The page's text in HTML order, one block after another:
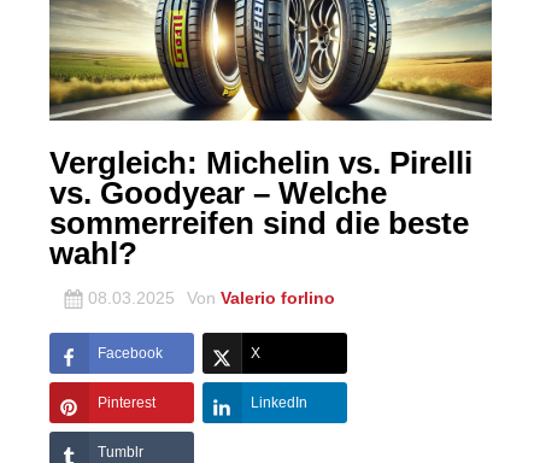
Vergleich: Michelin vs. Pirelli
vs. Goodyear – Welche
sommerreifen sind die beste
wahl?
08.03.2025 Von Valerio forlino
Facebook X
Pinterest LinkedIn
Tumblr